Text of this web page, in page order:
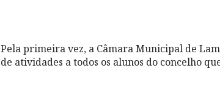
Pela primeira vez, a Câmara Municipal de
de atividades a todos os alunos do concelho